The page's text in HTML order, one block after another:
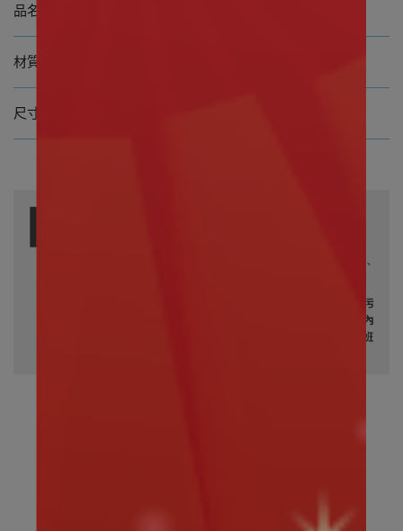
品名 Pokemon寶可夢 超夢35CM
材質 100%聚酯纖維
尺寸 H約35公分